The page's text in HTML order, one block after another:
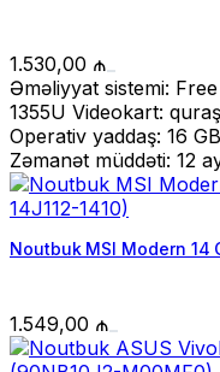
1.530,00 ₼
Əməliyyat sistemi:
1355U Videokart:
Operativ yaddaş: 16
Zəmanət müddəti: 12
Noutbuk MSI Modern 14
1.549,00 ₼